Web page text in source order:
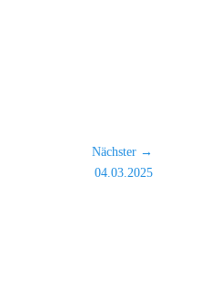
Nächster →
04.03.2025